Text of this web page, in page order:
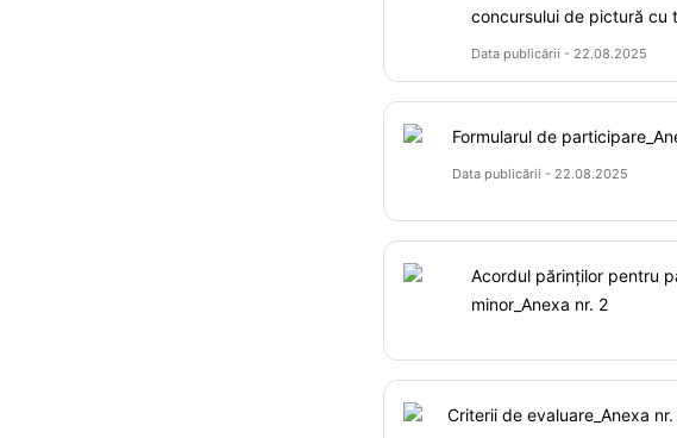
concursului de pictură cu
Data publicării - 22.08.2025
Formularul de
Data publicării - 22.08.2025
Acordul părinților pentru
minor_Anexa nr. 2
Criterii de evaluare_Anexa nr.